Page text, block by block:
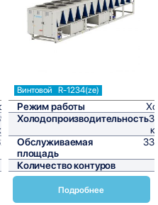
ч
м²
1
Винтовой R-1234(ze)
Режим работы
Холодопроизводительность
Обслуживаемая
площадь
Количество контуров
Подробнее